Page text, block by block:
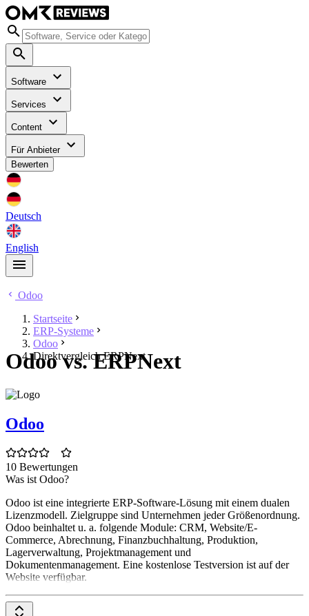
Software
Services
Content
Für Anbieter
Bewerten
Deutsch
English
Odoo
Startseite
ERP-Systeme
Odoo
Direktvergleich ERPNext
Odoo vs. ERPNext
Odoo
10 Bewertungen
Was ist Odoo?
Odoo ist eine integrierte ERP-Software-Lösung mit einem dualen
Lizenzmodell. Zielgruppe sind Unternehmen jeder Größenordnung.
Odoo beinhaltet u. a. folgende Module: CRM, Website/E-
Commerce, Abrechnung, Finanzbuchhaltung, Produktion,
Lagerverwaltung, Projektmanagement und
Dokumentenmanagement. Eine kostenlose Testversion ist auf der
Website verfügbar.